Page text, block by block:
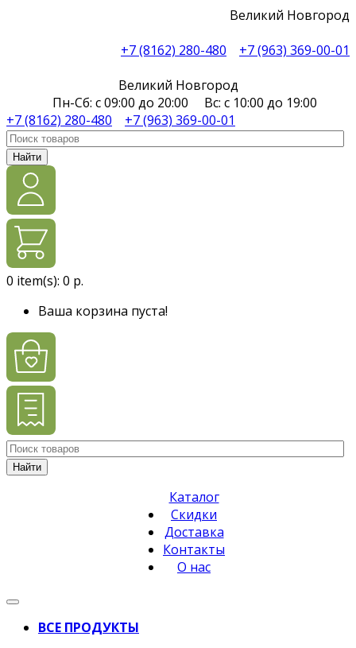
Великий Новгород
+7 (8162) 280-480
+7 (963) 369-00-01
Великий Новгород
Пн-Сб: с 09:00 до 20:00 Вс: с 10:00 до 19:00
+7 (8162) 280-480
+7 (963) 369-00-01
Найти
0 item(s): 0 р.
Ваша корзина пуста!
Найти
Каталог
Скидки
Доставка
Контакты
О нас
ВСЕ ПРОДУКТЫ